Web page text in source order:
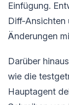
Einfügung.
Diff-Ansichten
Änderungen
Darüber
wie die
Hauptagent